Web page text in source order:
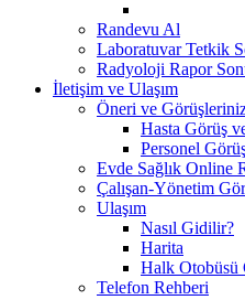
Randevu Al
Laboratuvar Tetkik
Radyoloji Rapor
İletişim ve Ulaşım
Öneri ve
Hasta Görüş
Personel
Evde Sağlık Online
Çalışan-Yönetim
Ulaşım
Nasıl Gidilir?
Harita
Halk Otobüsü
Telefon Rehberi